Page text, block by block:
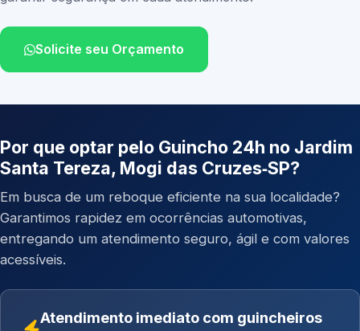
Solicite seu Orçamento
Por que optar pelo Guincho 24h no Jardim
Santa Tereza, Mogi das Cruzes‑SP?
Em busca de um reboque eficiente na sua localidade?
Garantimos rapidez em ocorrências automotivas,
entregando um atendimento seguro, ágil e com valores
acessíveis.
Atendimento imediato com guincheiros